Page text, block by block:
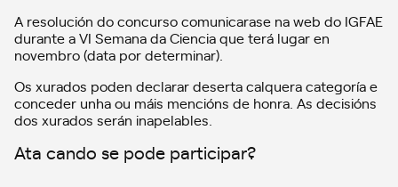
A resolución do concurso comunicarase na web do IGFAE
durante a VI Semana da Ciencia que terá lugar en
novembro (data por determinar).
Os xurados poden declarar deserta calquera categoría e
conceder unha ou máis mencións de honra. As decisións
dos xurados serán inapelables.
Ata cando se pode participar?